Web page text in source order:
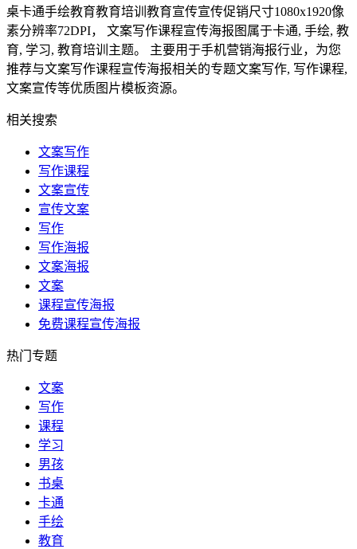
桌卡通手绘教育教育培训教育宣传宣传促销尺寸1080x1920像
素分辨率72DPI， 文案写作课程宣传海报图属于卡通, 手绘, 教
育, 学习, 教育培训主题。 主要用于手机营销海报行业，为您
推荐与文案写作课程宣传海报相关的专题文案写作, 写作课程,
文案宣传等优质图片模板资源。
相关搜索
文案写作
写作课程
文案宣传
宣传文案
写作
写作海报
文案海报
文案
课程宣传海报
免费课程宣传海报
热门专题
文案
写作
课程
学习
男孩
书桌
卡通
手绘
教育